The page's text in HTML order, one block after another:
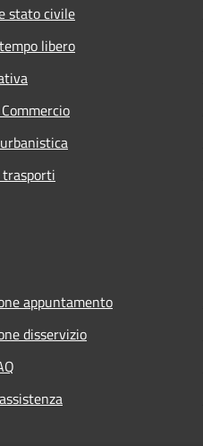
stato civile
libero
appuntamento
disservizio